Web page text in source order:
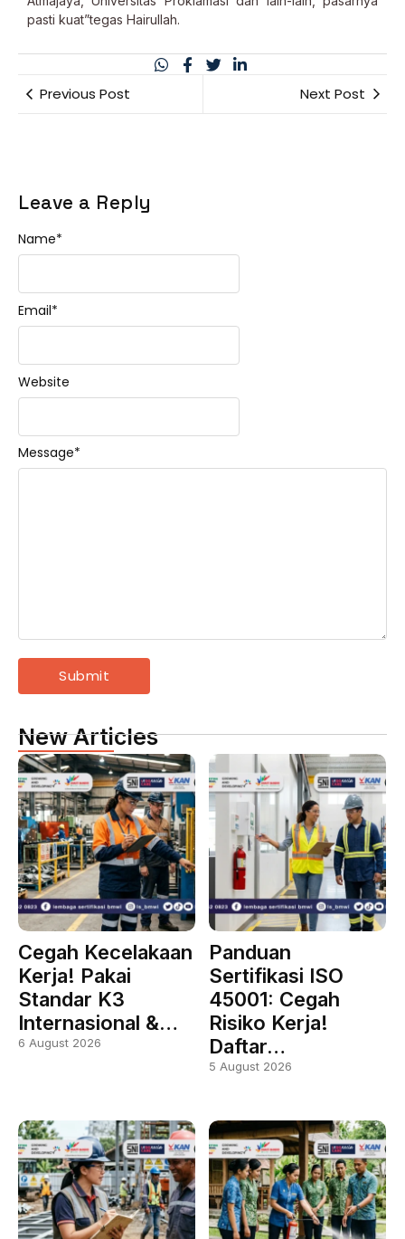
pasti kuat”tegas Hairullah.
Previous Post Next Post
Leave a Reply
Message*
Name*
Email*
Website
New Articles
Cegah Kecelakaan
Kerja! Pakai
Standar K3
Internasional &…
6 August 2026
Panduan
Sertifikasi ISO
45001: Cegah
Risiko Kerja!
Daftar…
5 August 2026